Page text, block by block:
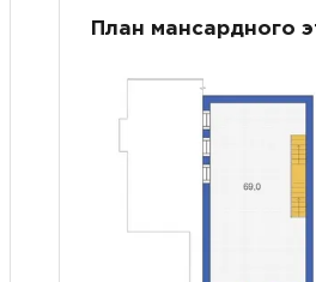
План мансардного